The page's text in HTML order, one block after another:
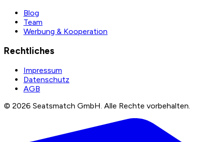
Blog
Team
Werbung & Kooperation
Rechtliches
Impressum
Datenschutz
AGB
© 2026 Seatsmatch GmbH. Alle Rechte vorbehalten.